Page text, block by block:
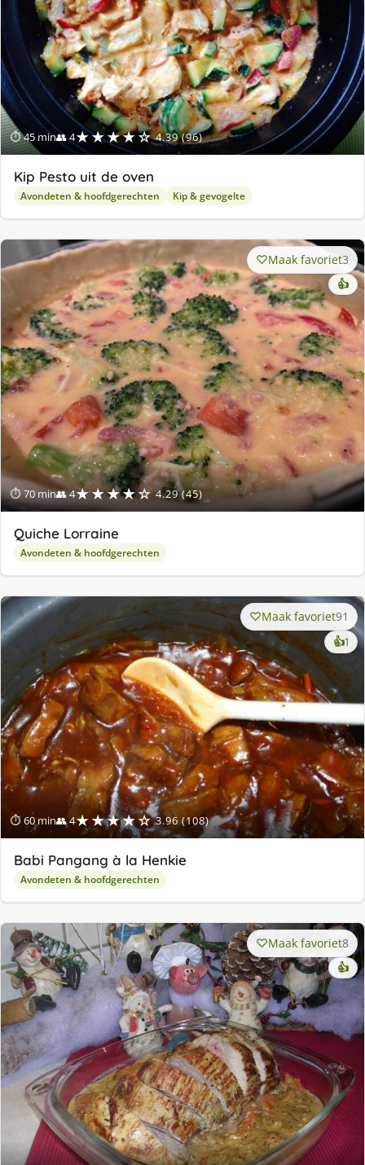
⏱ 45 min👥 4★★★★☆ 4.39 (96)
Kip Pesto uit de oven
Avondeten & hoofdgerechten Kip & gevogelte
⏱ 70 min👥 4★★★★☆ 4.29 (45)
Maak favoriet3
👍
Quiche Lorraine
Avondeten & hoofdgerechten
⏱ 60 min👥 4★★★★☆ 3.96 (108)
Maak favoriet91
👍1
Babi Pangang à la Henkie
Avondeten & hoofdgerechten
Maak favoriet8
👍